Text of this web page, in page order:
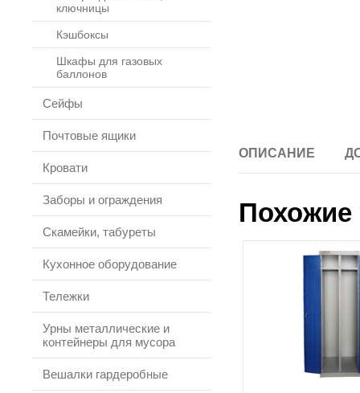
ключницы
Кэшбоксы
Шкафы для газовых
баллонов
Сейфы
Почтовые ящики
Кровати
Заборы и ограждения
Скамейки, табуреты
Кухонное оборудование
Тележки
Урны металлические и
контейнеры для мусора
Вешалки гардеробные
ОПИСАНИЕ